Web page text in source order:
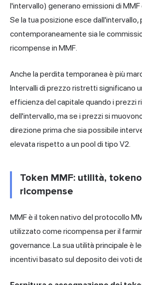
l'intervallo) generano emissioni di
Se la tua posizione esce dall'intervallo,
contemporaneamente sia le
ricompense in MMF.
Anche la perdita temporanea è più
Intervalli di prezzo ristretti significano
efficienza del capitale quando i prezzi
dell'intervallo, ma se i prezzi si
direzione prima che sia possibile
elevata rispetto a un pool di tipo V2.
Token MMF: utilità,
ricompense
MMF è il token nativo del protocollo
utilizzato come ricompensa per il
governance. La sua utilità principale è
incentivi basato sul deposito dei voti